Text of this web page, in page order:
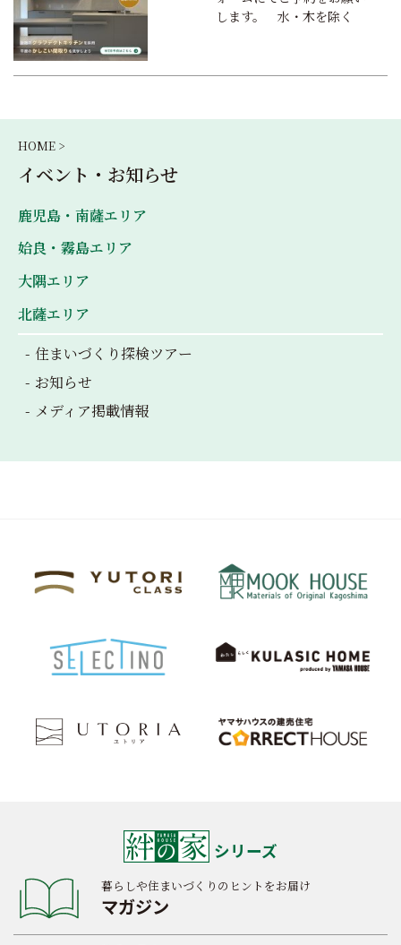
します。 水・木を除く
HOME >
イベント・お知らせ
鹿児島・南薩エリア
姶良・霧島エリア
大隅エリア
北薩エリア
住まいづくり探検ツアー
お知らせ
メディア掲載情報
シリーズ
暮らしや住まいづくりのヒントをお届け
マガジン